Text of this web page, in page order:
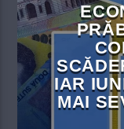
IAR
MAI